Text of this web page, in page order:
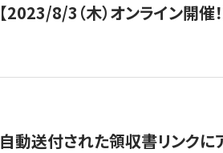
【2023/8/3（木）オンライン開
自動送付された領収書リンク